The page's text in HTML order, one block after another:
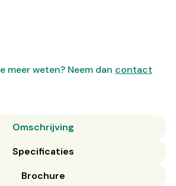
meer weten? Neem dan contact
Omschrijving
Specificaties
Brochure